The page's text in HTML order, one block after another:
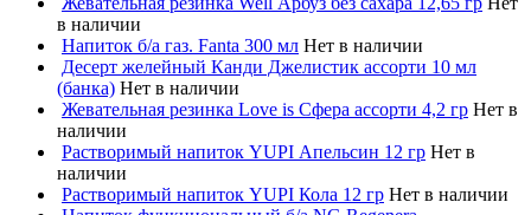
в наличии
Напиток б/а газ. Fanta 300 мл Нет в наличии
Десерт желейный Канди Джелистик ассорти 10 мл
(банка) Нет в наличии
Жевательная резинка Love is Сфера ассорти 4,2 гр Нет в
наличии
Растворимый напиток YUPI Апельсин 12 гр Нет в
наличии
Растворимый напиток YUPI Кола 12 гр Нет в наличии